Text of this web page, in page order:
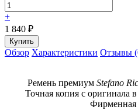
+
1 840 ₽
Обзор Характеристики Отзывы
Ремень премиум Stefano
Точная копия с оригинала
Фирменная